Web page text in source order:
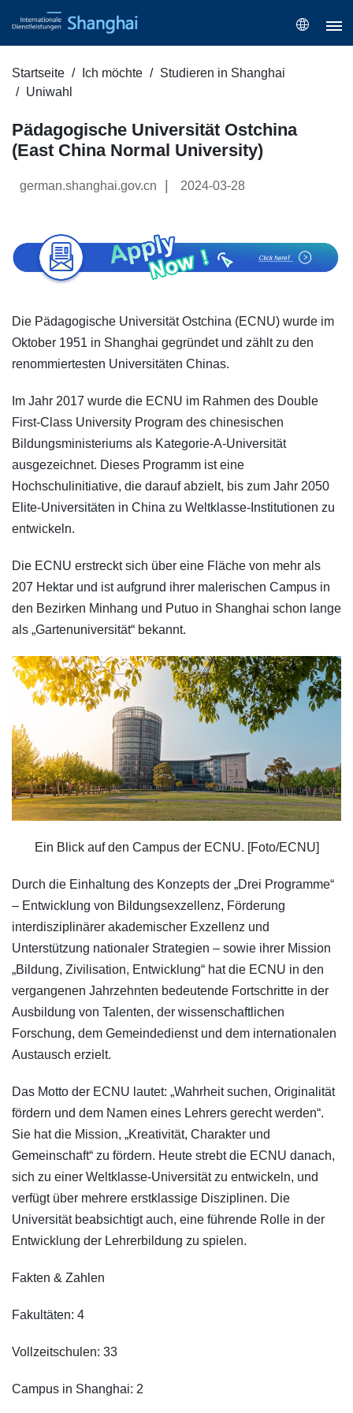
Startseite Ich möchte
Studieren in Shanghai
Uniwahl
Pädagogische Universität Ostchina
(East China Normal University)
german.shanghai.gov.cn 2024-03-28
Die Pädagogische Universität Ostchina (ECNU) wurde im
Oktober 1951 in Shanghai gegründet und zählt zu den
renommiertesten Universitäten Chinas.
Im Jahr 2017 wurde die ECNU im Rahmen des Double
First-Class University Program des chinesischen
Bildungsministeriums als Kategorie-A-Universität
ausgezeichnet. Dieses Programm ist eine
Hochschulinitiative, die darauf abzielt, bis zum Jahr 2050
Elite-Universitäten in China zu Weltklasse-Institutionen zu
entwickeln.
Die ECNU erstreckt sich über eine Fläche von mehr als
207 Hektar und ist aufgrund ihrer malerischen Campus in
den Bezirken Minhang und Putuo in Shanghai schon lange
als „Gartenuniversität“ bekannt.
Ein Blick auf den Campus der ECNU. [Foto/ECNU]
Durch die Einhaltung des Konzepts der „Drei Programme“
– Entwicklung von Bildungsexzellenz, Förderung
interdisziplinärer akademischer Exzellenz und
Unterstützung nationaler Strategien – sowie ihrer Mission
„Bildung, Zivilisation, Entwicklung“ hat die ECNU in den
vergangenen Jahrzehnten bedeutende Fortschritte in der
Ausbildung von Talenten, der wissenschaftlichen
Forschung, dem Gemeindedienst und dem internationalen
Austausch erzielt.
Das Motto der ECNU lautet: „Wahrheit suchen, Originalität
fördern und dem Namen eines Lehrers gerecht werden“.
Sie hat die Mission, „Kreativität, Charakter und
Gemeinschaft“ zu fördern. Heute strebt die ECNU danach,
sich zu einer Weltklasse-Universität zu entwickeln, und
verfügt über mehrere erstklassige Disziplinen. Die
Universität beabsichtigt auch, eine führende Rolle in der
Entwicklung der Lehrerbildung zu spielen.
Fakten & Zahlen
Fakultäten: 4
Vollzeitschulen: 33
Campus in Shanghai: 2